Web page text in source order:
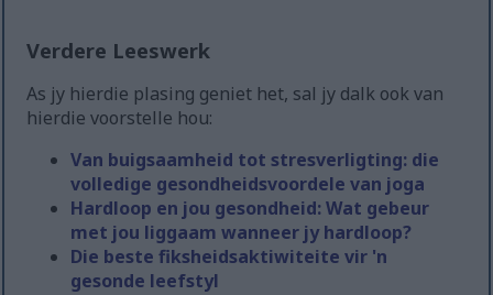
Verdere Leeswerk
As jy hierdie plasing geniet het, sal jy dalk ook van
hierdie voorstelle hou:
Van buigsaamheid tot stresverligting: die
volledige gesondheidsvoordele van joga
Hardloop en jou gesondheid: Wat gebeur
met jou liggaam wanneer jy hardloop?
Die beste fiksheidsaktiwiteite vir 'n
gesonde leefstyl